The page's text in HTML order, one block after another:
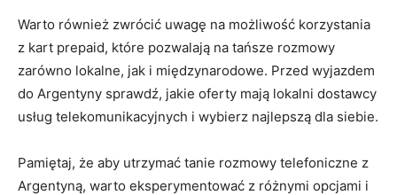
Warto również zwrócić uwagę na możliwość korzystania
z kart prepaid, które pozwalają na tańsze rozmowy
zarówno lokalne, jak i międzynarodowe. Przed wyjazdem
do Argentyny sprawdź, jakie oferty mają lokalni dostawcy
usług telekomunikacyjnych i wybierz najlepszą dla siebie.
Pamiętaj, że aby utrzymać tanie rozmowy telefoniczne z
Argentyną, warto eksperymentować z różnymi opcjami i